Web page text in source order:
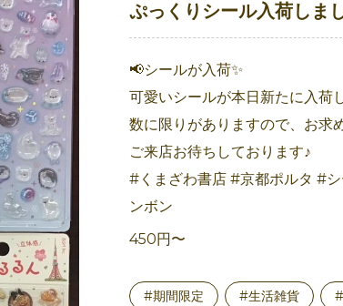
ぷっくりシール入荷しま
📢シールが入荷✨
可愛いシールが本日新たに入荷
数に限りがありますので、お求
ご来店お待ちしております♪
#くまざわ書店 #京都ポルタ #
ンボン
450円〜
#期間限定 #生活雑貨